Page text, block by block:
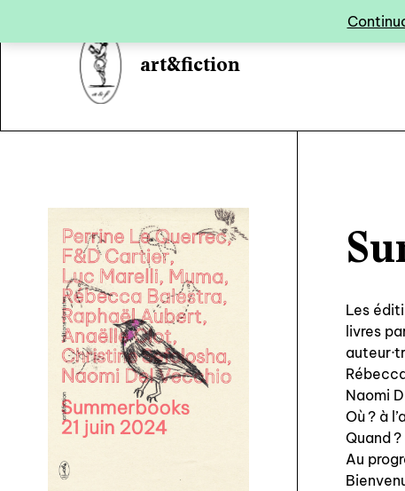
art&fiction
Les
livres
Naomi
Où ? à
Quand
Au